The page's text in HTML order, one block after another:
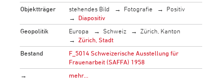
Objektträger
stehendes Bild Fotografie
Positiv
Diapositiv
Geopolitik
Europa Schweiz
Zürich, Kanton
Zürich, Stadt
Bestand
F_5014 Schweizerische Ausstellung für
Frauenarbeit (SAFFA) 1958
→
mehr…